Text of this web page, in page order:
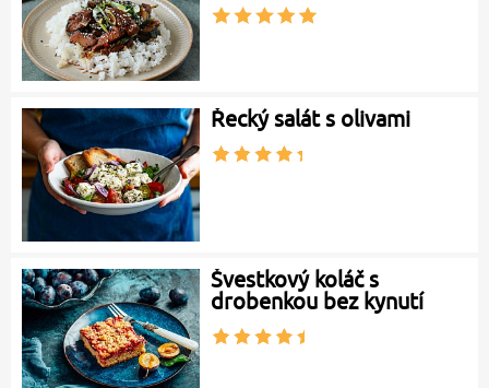
Řecký salát s olivami
Švestkový koláč s
drobenkou bez kynutí